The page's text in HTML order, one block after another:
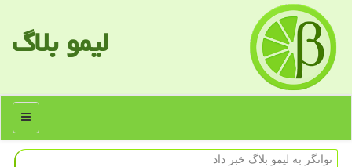
لیمو بلاگ
منو
توانگر به لیمو بلاگ خبر داد